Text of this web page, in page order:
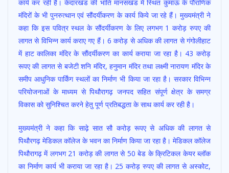
कार्य कर रही है। केदारखंड की भांति मानसखंड में स्थित कुमाऊं के पौराणिक
मंदिरों के भी पुनरुत्थान एवं सौंदर्यीकरण के कार्य किये जा रहे हैं। मुख्यमंत्री ने
कहा कि इस पवित्र स्थल के सौंदर्यीकरण के लिए लगभग 1 करोड़ रुपए की
लागत से विभिन्न कार्य कराए गए हैं। 6 करोड़ से अधिक की लागत से गंगोलीहाट
में हाट कालिका मंदिर के सौंदर्यीकरण का कार्य कराया जा रहा है। 43 करोड़
रूपए की लागत से बजेटी शनि मंदिर, हनुमान मंदिर तथा लक्ष्मी नारायण मंदिर के
समीप आधुनिक पार्किंग स्थलों का निर्माण भी किया जा रहा है। सरकार विभिन्न
परियोजनाओं के माध्यम से पिथौरागढ़ जनपद सहित संपूर्ण क्षेत्र के समग्र
विकास को सुनिश्चित करने हेतु पूर्ण प्रतिबद्धता के साथ कार्य कर रही है।
मुख्यमंत्री ने कहा कि साढ़े सात सौ करोड़ रूपए से अधिक की लागत से
पिथौरगढ़ मेडिकल कॉलेज के भवन का निर्माण किया जा रहा है। मेडिकल कॉलेज
पिथौरागढ़ में लगभग 21 करोड़ की लागत से 50 बेड के क्रिटिकल केयर ब्लॉक
का निर्माण कार्य भी कराया जा रहा है। 25 करोड़ रुपए की लागत से अस्कोट,